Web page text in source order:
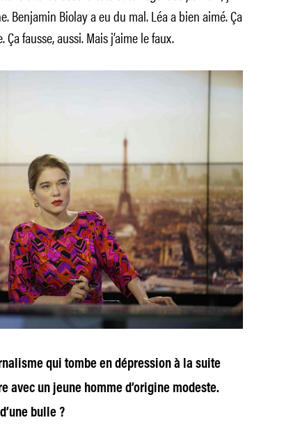
Benjamin Biolay a eu du mal. Léa a bien aimé. Ça
fausse, aussi. Mais j’aime le faux.
qui tombe en dépression à la suite
avec un jeune homme d’origine modeste.
bulle ?